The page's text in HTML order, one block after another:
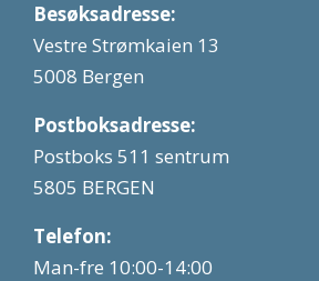
Besøksadresse:
Vestre Strømkaien 13
5008 Bergen
Postboksadresse:
Postboks 511 sentrum
5805 BERGEN
Telefon:
Man-fre 10:00-14:00